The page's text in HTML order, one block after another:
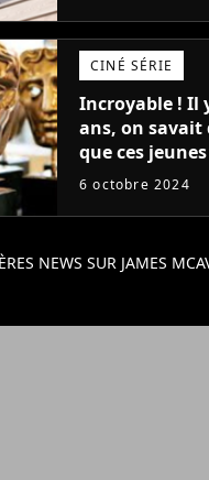
explique tout)
CINÉ SÉRIE
Incroyable ! Il
ans, on savait
que ces
deviendraient
d'Hollywood
6 octobre 2024
NEWS SUR JAMES